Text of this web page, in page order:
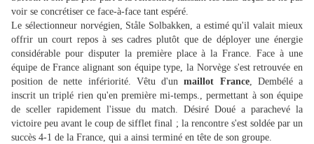
voir se concrétiser ce face-à-face tant espéré.
Le sélectionneur norvégien, Ståle Solbakken, a estimé qu'il valait mieux
offrir un court repos à ses cadres plutôt que de déployer une énergie
considérable pour disputer la première place à la France. Face à une
équipe de France alignant son équipe type, la Norvège s'est retrouvée en
position de nette infériorité. Vêtu d'unmaillot France, Dembélé a
inscrit un triplé rien qu'en première mi-temps., permettant à son équipe
de sceller rapidement l'issue du match. Désiré Doué a parachevé la
victoire peu avant le coup de sifflet final ; la rencontre s'est soldée par un
succès 4-1 de la France, qui a ainsi terminé en tête de son groupe.